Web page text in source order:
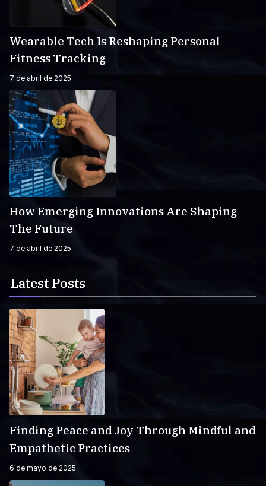
Wearable Tech Is Reshaping Personal
Fitness Tracking
7 de abril de 2025
How Emerging Innovations Are Shaping
The Future
7 de abril de 2025
Latest Posts
Finding Peace and Joy Through Mindful and
Empathetic Practices
6 de mayo de 2025